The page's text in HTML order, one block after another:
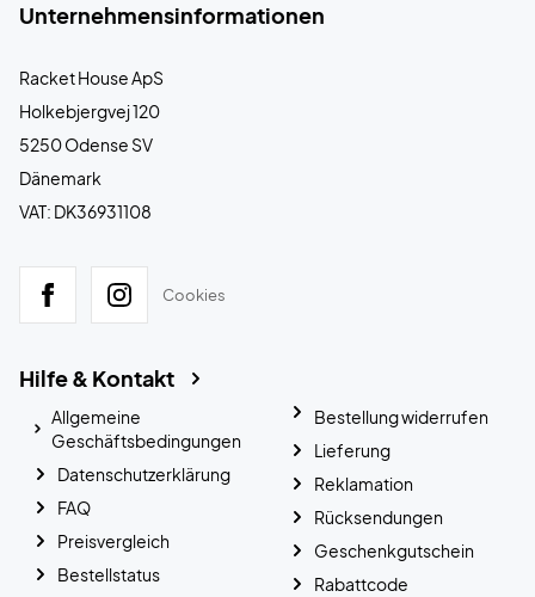
Unternehmensinformationen
Racket House ApS
Holkebjergvej 120
5250 Odense SV
Dänemark
VAT: DK36931108
Cookies
Hilfe & Kontakt
Allgemeine
Geschäftsbedingungen
Datenschutzerklärung
FAQ
Preisvergleich
Bestellstatus
Bestellung widerrufen
Lieferung
Reklamation
Rücksendungen
Geschenkgutschein
Rabattcode